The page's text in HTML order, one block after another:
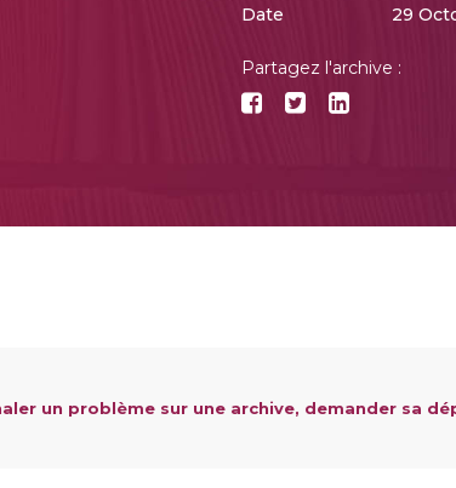
Date
29
Partagez l'archive :
un problème sur une archive, demander sa